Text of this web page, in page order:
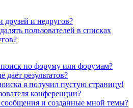
друзей и недругов?
пользователей в списках
по форуму или форумам?
результатов?
я получил пустую страницу!
конференции?
и созданные мной темы?